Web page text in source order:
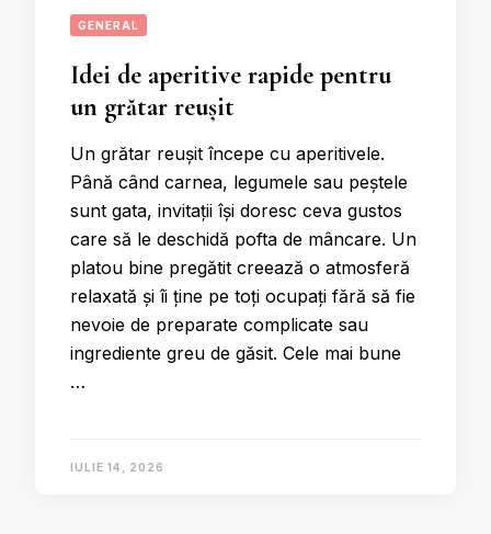
GENERAL
Idei de aperitive rapide pentru
un grătar reușit
Un grătar reușit începe cu aperitivele.
Până când carnea, legumele sau peștele
sunt gata, invitații își doresc ceva gustos
care să le deschidă pofta de mâncare. Un
platou bine pregătit creează o atmosferă
relaxată și îi ține pe toți ocupați fără să fie
nevoie de preparate complicate sau
ingrediente greu de găsit. Cele mai bune
…
IULIE 14, 2026